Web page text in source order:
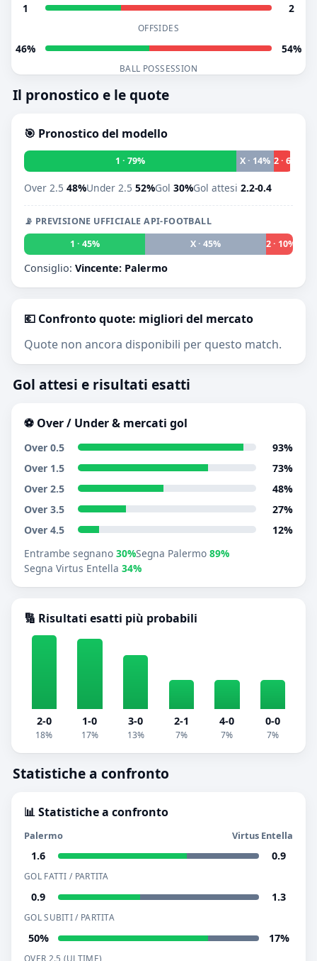
1 2
OFFSIDES
46% 54%
BALL POSSESSION
Il pronostico e le quote
🎯 Pronostico del modello
1 · 79% X · 14% 2 · 6%
Over 2.5 48%Under 2.5 52%Gol 30%Gol attesi 2.2-0.4
📡 PREVISIONE UFFICIALE API-FOOTBALL
1 · 45%
X · 45% 2 · 10%
Consiglio: Vincente: Palermo
💶 Confronto quote: migliori del mercato
Quote non ancora disponibili per questo match.
Gol attesi e risultati esatti
⚽ Over / Under & mercati gol
Over 0.5
93%
Over 1.5
73%
Over 2.5
48%
Over 3.5
27%
Over 4.5
12%
Entrambe segnano 30%Segna Palermo 89%
Segna Virtus Entella 34%
🔢 Risultati esatti più probabili
2-0
18%
1-0
17%
3-0
13%
2-1
7%
4-0
7%
0-0
7%
Statistiche a confronto
📊 Statistiche a confronto
Palermo Virtus Entella
1.6 0.9
GOL FATTI / PARTITA
0.9 1.3
GOL SUBITI / PARTITA
50% 17%
OVER 2.5 (ULTIME)